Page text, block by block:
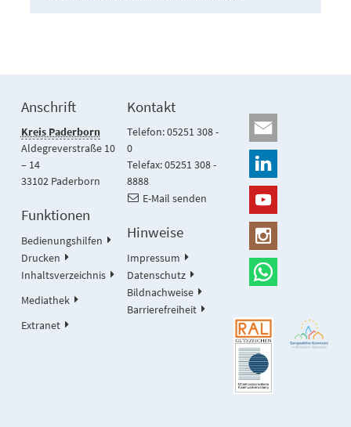
Anschrift
Kreis Paderborn
Aldegreverstraße 10
– 14
33102 Paderborn
Kontakt
Telefon: 05251 308 -
0
Telefax: 05251 308 -
8888
E-Mail senden
Funktionen
Bedienungshilfen
Drucken
Inhaltsverzeichnis
Mediathek
Extranet
Hinweise
Impressum
Datenschutz
Bildnachweise
Barrierefreiheit